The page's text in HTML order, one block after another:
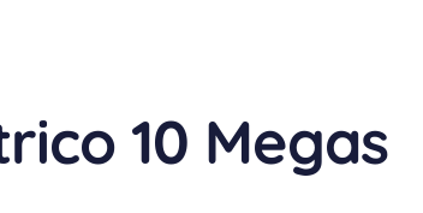
10 Megas